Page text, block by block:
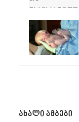
ახალი ამბები